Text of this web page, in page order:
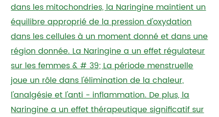
dans les mitochondries, la Naringine maintient un
équilibre approprié de la pression d'oxydation
dans les cellules à un moment donné et dans une
région donnée. La Naringine a un effet régulateur
sur les femmes & # 39; La période menstruelle
joue un rôle dans l'élimination de la chaleur,
l'analgésie et l'anti - inflammation. De plus, la
Naringine a un effet thérapeutique significatif sur